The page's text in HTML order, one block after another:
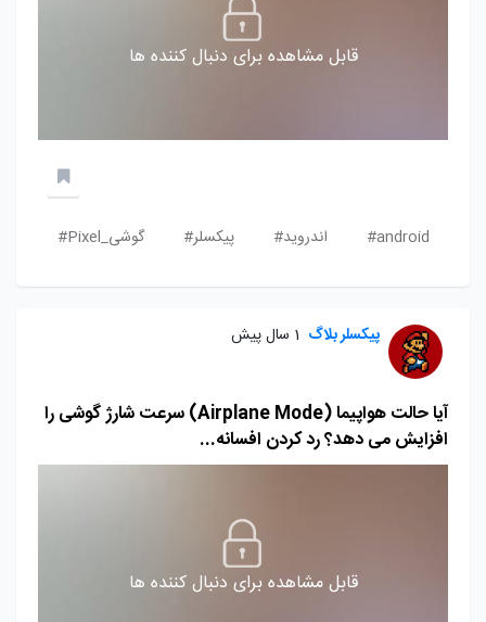
قابل مشاهده برای دنبال کننده ها
android# اندروید# پیکسلر# گوشی_Pixel#
پیکسلر بلاگ 1 سال پیش
آیا حالت هواپیما (Airplane Mode) سرعت شارژ گوشی را
افزایش می دهد؟ رد کردن افسانه...
قابل مشاهده برای دنبال کننده ها